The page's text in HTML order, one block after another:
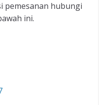
pemesanan hubungi
ini.